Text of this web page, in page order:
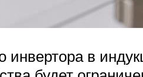
инвертора в